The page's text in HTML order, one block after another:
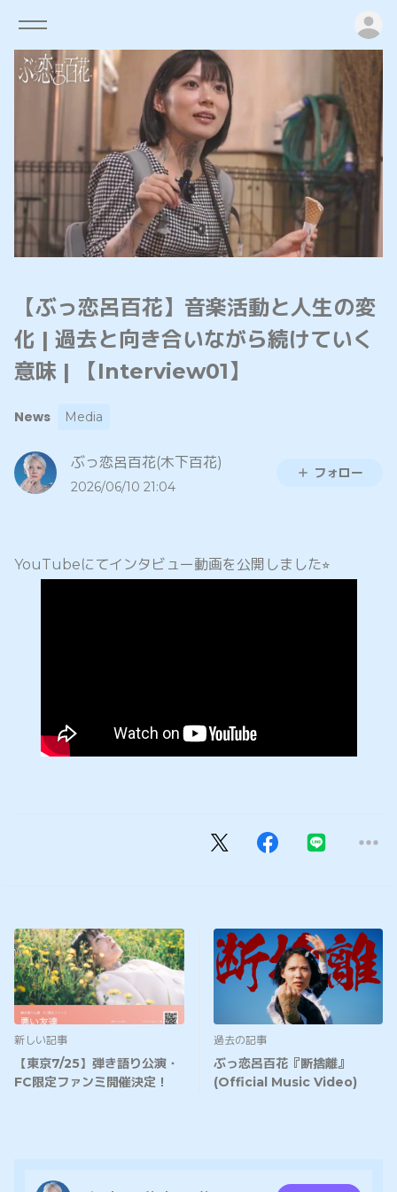
【ぶっ恋呂百花】音楽活動と人生の変
化 | 過去と向き合いながら続けていく
意味 | 【Interview01】
News Media
ぶっ恋呂百花(木下百花)
2026/06/10 21:04
フォロー
YouTubeにてインタビュー動画を公開しました⭐︎
新しい記事
【東京7/25】弾き語り公演・
FC限定ファンミ開催決定！
過去の記事
ぶっ恋呂百花『断捨離』
(Official Music Video)